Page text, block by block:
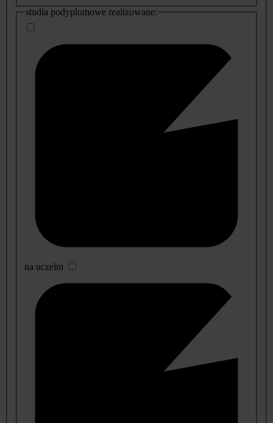
studia podyplomowe realizowane:
na uczelni